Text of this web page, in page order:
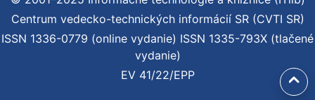
Centrum vedecko-technických informácií SR (CVTI SR)
ISSN 1336-0779 (online vydanie) ISSN 1335-793X (tlačené
vydanie)
EV 41/22/EPP